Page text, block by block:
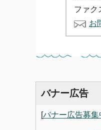
ファク
お
バナー広告
[バナー広告募集